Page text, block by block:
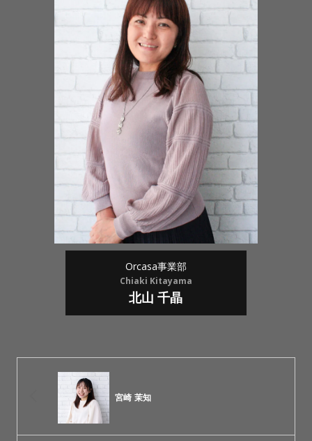
Orcasa事業部
Chiaki Kitayama
北山 千晶
宮崎 茉知